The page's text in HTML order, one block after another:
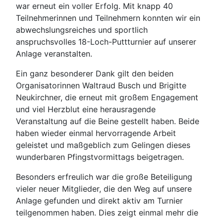
war erneut ein voller Erfolg. Mit knapp 40
Teilnehmerinnen und Teilnehmern konnten wir ein
abwechslungsreiches und sportlich
anspruchsvolles 18-Loch-Puttturnier auf unserer
Anlage veranstalten.
Ein ganz besonderer Dank gilt den beiden
Organisatorinnen Waltraud Busch und Brigitte
Neukirchner, die erneut mit großem Engagement
und viel Herzblut eine herausragende
Veranstaltung auf die Beine gestellt haben. Beide
haben wieder einmal hervorragende Arbeit
geleistet und maßgeblich zum Gelingen dieses
wunderbaren Pfingstvormittags beigetragen.
Besonders erfreulich war die große Beteiligung
vieler neuer Mitglieder, die den Weg auf unsere
Anlage gefunden und direkt aktiv am Turnier
teilgenommen haben. Dies zeigt einmal mehr die